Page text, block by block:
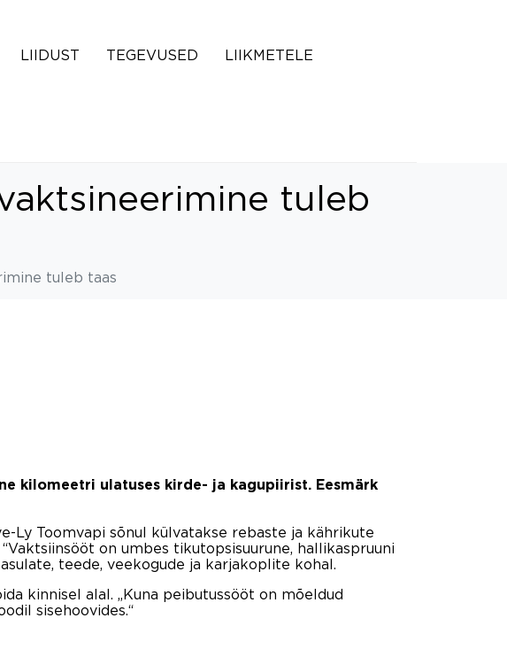
LIIDUST TEGEVUSED LIIKMETELE
tuleb
tuleb taas
kilomeetri ulatuses kirde- ja kagupiirist. Eesmärk
Ly Toomvapi sõnul külvatakse rebaste ja kährikute
on umbes tikutopsisuurune, hallikaspruuni
teede, veekogude ja karjakoplite kohal.
kinnisel alal. „Kuna peibutussööt on mõeldud
sisehoovides.“